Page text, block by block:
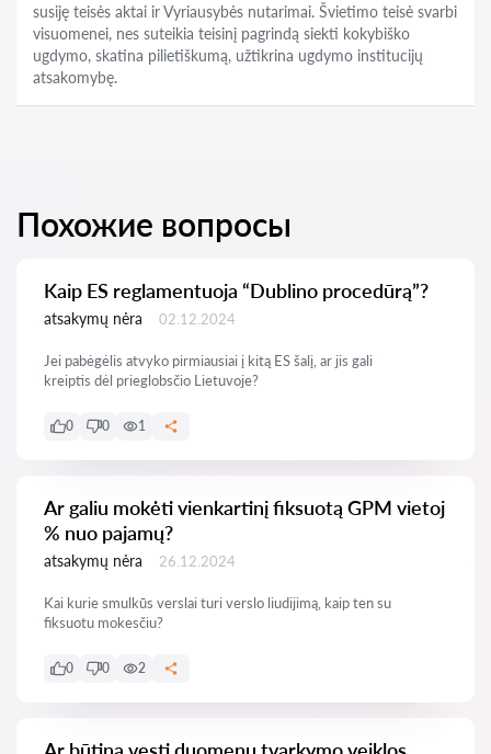
susiję teisės aktai ir Vyriausybės nutarimai. Švietimo teisė svarbi
visuomenei, nes suteikia teisinį pagrindą siekti kokybiško
ugdymo, skatina pilietiškumą, užtikrina ugdymo institucijų
atsakomybę.
Похожие вопросы
Kaip ES reglamentuoja “Dublino procedūrą”?
atsakymų nėra 02.12.2024
Jei pabėgėlis atvyko pirmiausiai į kitą ES šalį, ar jis gali
kreiptis dėl prieglobsčio Lietuvoje?
0 0 1
Ar galiu mokėti vienkartinį fiksuotą GPM vietoj
% nuo pajamų?
atsakymų nėra 26.12.2024
Kai kurie smulkūs verslai turi verslo liudijimą, kaip ten su
fiksuotu mokesčiu?
0 0 2